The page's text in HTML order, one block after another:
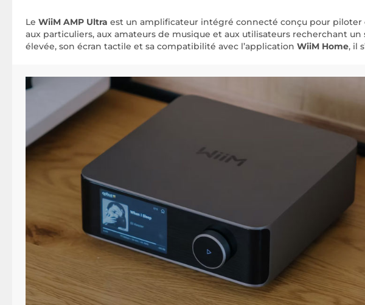
Le WiiM AMP Ultra est un amplificateur intégré connecté conçu pour piloter
aux particuliers, aux amateurs de musique et aux utilisateurs recherchant
élevée, son écran tactile et sa compatibilité avec l’application WiiM Home, il